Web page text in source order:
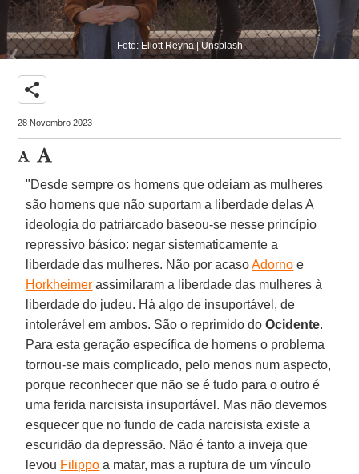
Foto: Eliott Reyna | Unsplash
share
28 Novembro 2023
"Desde sempre os homens que odeiam as mulheres
são homens que não suportam a liberdade delas A
ideologia do patriarcado baseou-se nesse princípio
repressivo básico: negar sistematicamente a
liberdade das mulheres. Não por acasoAdorno e
Horkheimer assimilaram a liberdade das mulheres à
liberdade do judeu. Há algo de insuportável, de
intolerável em ambos. São o reprimido doOcidente.
Para esta geração específica de homens o problema
tornou-se mais complicado, pelo menos num aspecto,
porque reconhecer que não se é tudo para o outro é
uma ferida narcisista insuportável. Mas não devemos
esquecer que no fundo de cada narcisista existe a
escuridão da depressão. Não é tanto a inveja que
levou Filippo a matar, mas a ruptura de um vínculo